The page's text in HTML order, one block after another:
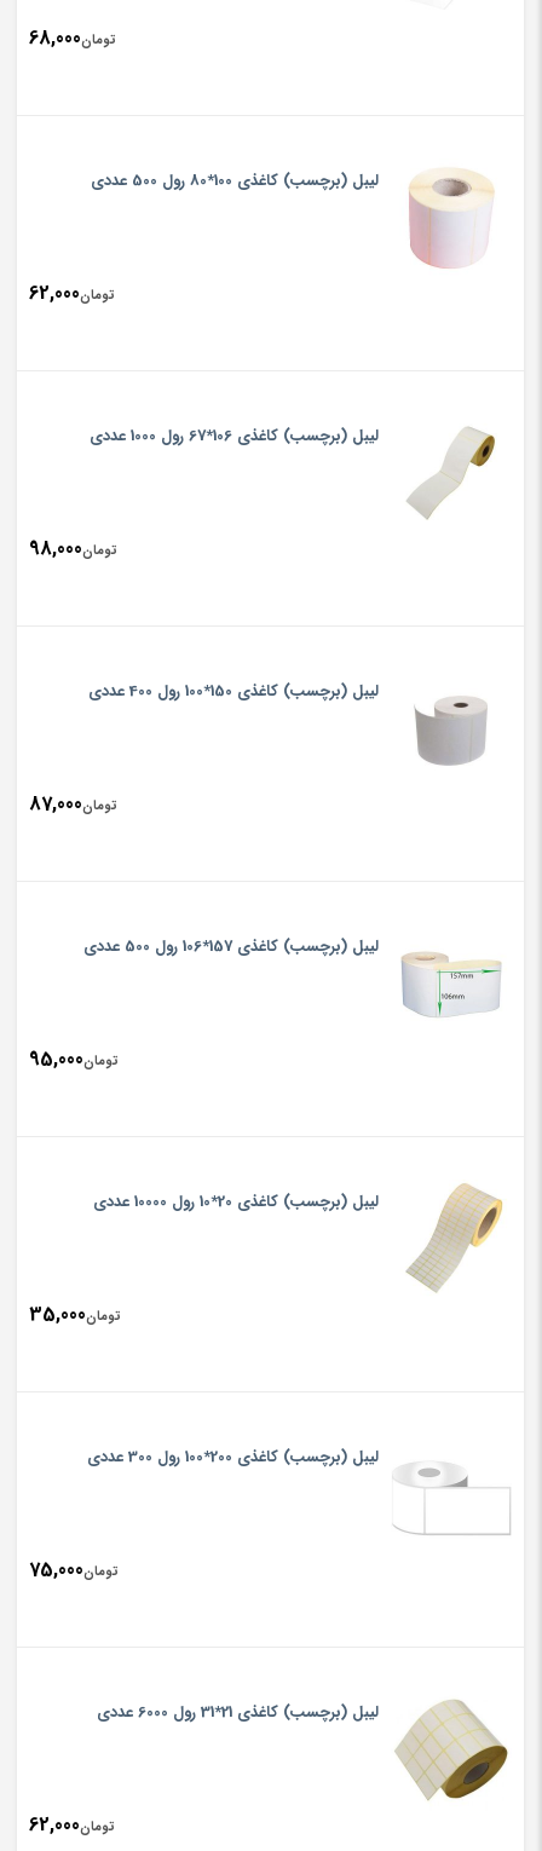
تومان68,000
لیبل (برچسب) کاغذی 100*80 رول 500 عددی
تومان62,000
لیبل (برچسب) کاغذی 106*67 رول 1000 عددی
تومان98,000
لیبل (برچسب) کاغذی 150*100 رول 400 عددی
تومان87,000
لیبل (برچسب) کاغذی 157*106 رول 500 عددی
تومان95,000
لیبل (برچسب) کاغذی 20*10 رول 10000 عددی
تومان35,000
لیبل (برچسب) کاغذی 200*100 رول 300 عددی
تومان75,000
لیبل (برچسب) کاغذی 21*31 رول 6000 عددی
تومان62,000